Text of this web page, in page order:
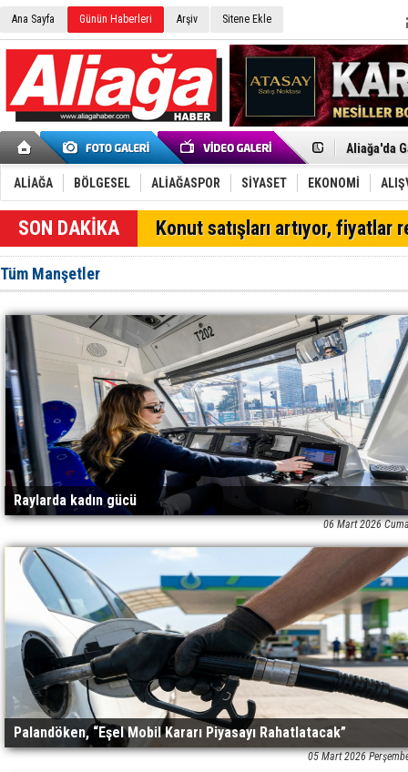
Ana Sayfa Günün Haberleri Arşiv Sitene Ekle
Menemen
Furkan
Chp
AK Parti
SOCAR
Trafiği
Alto,
Chp
Dikili'de
Aliağa-
ALİAĞA BÖLGESEL ALİAĞASPOR SİYASET EKONOMİ
Konut satışları artıyor, fiyatlar
Tüm Manşetler
Raylarda kadın gücü
06 Mart 2026
Palandöken, “Eşel Mobil Kararı Piyasayı Rahatlatacak”
05 Mart 2026